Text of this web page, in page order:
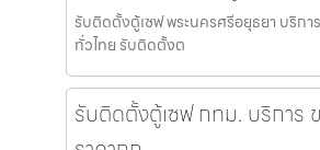
รับติดตั้งตู้เซฟ พระนครศรีอยุธยา บริก
ทั่วไทย รับติดตั้งต
รับติดตั้งตู้เซฟ กทม. บริการ